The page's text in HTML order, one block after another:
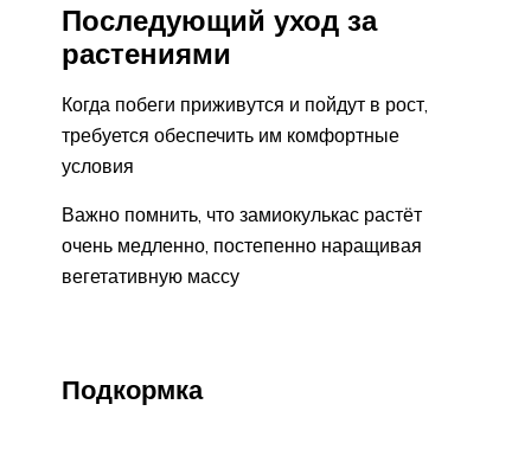
Последующий уход за
растениями
Когда побеги приживутся и пойдут в рост,
требуется обеспечить им комфортные
условия
Важно помнить, что замиокулькас растёт
очень медленно, постепенно наращивая
вегетативную массу
Подкормка